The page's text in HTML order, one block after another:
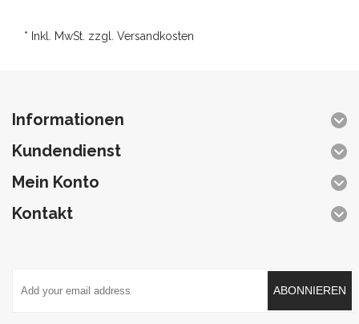
* Inkl. MwSt. zzgl. Versandkosten
Informationen
Kundendienst
Mein Konto
Kontakt
ABONNIEREN